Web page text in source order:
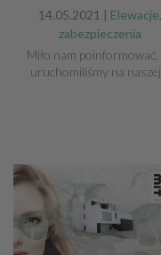
14.05.2021 | Elewacje,
zabezpieczenia
Miło nam poinformować,
uruchomiliśmy na naszej...